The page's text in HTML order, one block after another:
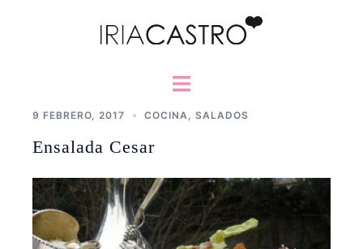
Alternar
9 FEBRERO, 2017 COCINA SALADOS
Ensalada Cesar